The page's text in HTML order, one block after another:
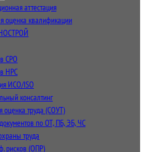
аттестация
оценка квалификации
СРО
НРС
ИСО/ISO
консалтинг
оценка труда (СОУТ)
по ОТ, ПБ, ЭБ, ЧС
труда
рисков (ОПР)